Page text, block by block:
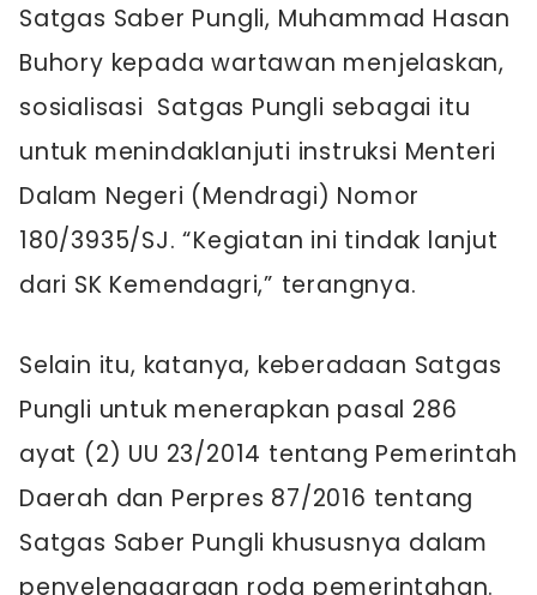
Satgas Saber Pungli, Muhammad Hasan
Buhory kepada wartawan menjelaskan,
sosialisasi Satgas Pungli sebagai itu
untuk menindaklanjuti instruksi Menteri
Dalam Negeri (Mendragi) Nomor
180/3935/SJ. “Kegiatan ini tindak lanjut
dari SK Kemendagri,” terangnya.
Selain itu, katanya, keberadaan Satgas
Pungli untuk menerapkan pasal 286
ayat (2) UU 23/2014 tentang Pemerintah
Daerah dan Perpres 87/2016 tentang
Satgas Saber Pungli khususnya dalam
penyelenggaraan roda pemerintahan.